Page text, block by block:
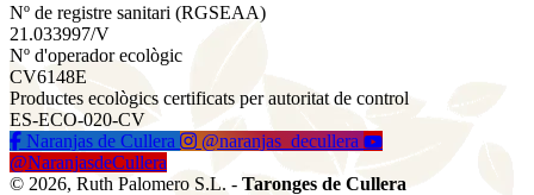
Nº de registre sanitari (RGSEAA)
21.033997/V
Nº d'operador ecològic
CV6148E
Productes ecològics certificats per autoritat de control
ES-ECO-020-CV
Naranjas de Cullera
@naranjas_decullera
@NaranjasdeCullera
© 2026, Ruth Palomero S.L. - Taronges de Cullera